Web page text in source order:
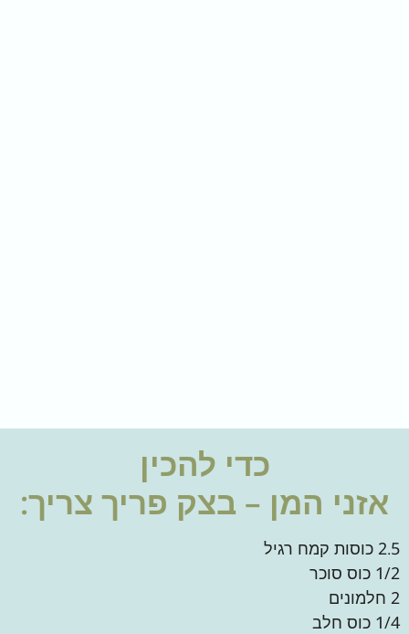
כדי להכין
אזני המן – בצק פריך צריך:
2.5 כוסות קמח רגיל
1/2 כוס סוכר
2 חלמונים
1/4 כוס חלב